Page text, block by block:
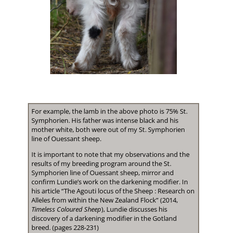
For example, the lamb in the above photo is 75% St.
Symphorien. His father was intense black and his
mother white, both were out of my St. Symphorien
line of Ouessant sheep.
It is important to note that my observations and the
results of my breeding program around the St.
Symphorien line of Ouessant sheep, mirror and
confirm Lundie’s work on the darkening modifier. In
his article “The Agouti locus of the Sheep : Research on
Alleles from within the New Zealand Flock” (2014,
Timeless Coloured Sheep), Lundie discusses his
discovery of a darkening modifier in the Gotland
breed. (pages 228-231)